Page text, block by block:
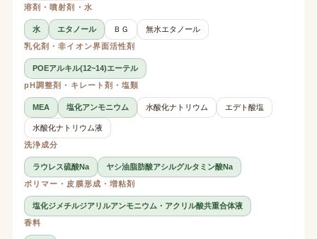
溶剤・噴射剤・水
水 エタノール ＢＧ
無水エタノール
乳化剤・非イオン界面活性剤
POEアルキル(12~14)エーテル
pH調整剤・キレート剤・塩類
MEA 塩化アンモニウム 水酸化ナトリウム エデト酸塩
水酸化ナトリウム液
洗浄成分
ラウレス硫酸Na
ヤシ油脂肪酸アシルグルタミン酸Na
ポリマー・皮膜形成・増粘剤
塩化ジメチルジアリルアンモニウム・アクリル酸共重合体液
香料